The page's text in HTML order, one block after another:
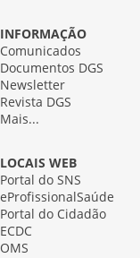
INFORMAÇÃO
Comunicados
Documentos DGS
Newsletter
Revista DGS
Mais...
LOCAIS WEB
Portal do SNS
eProfissionalSaúde
Portal do Cidadão
ECDC
OMS